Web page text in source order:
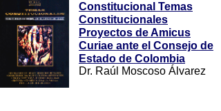
Constitucional Temas
Constitucionales
Proyectos de Amicus
Curiae ante el Consejo de
Estado de Colombia
Dr. Raúl Moscoso Álvarez